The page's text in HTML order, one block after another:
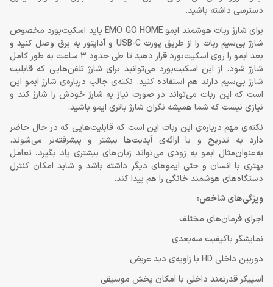
دسترسی داشته باشید.
برای شارژ ربات هوشمند ایمو EMO GO HOME باید اسکیت‌بورد مخصوص
شارژ بی‌سیم ربات را از طریق پورت USB-C و آداپتور به برق وصل کنید و
بعد ایمو را روی اسکیت‌بورد قرار دهید تا طی حدود 3 ساعت به طور کامل
شارژ شود. از این اسکیت‌بورد می‌توانید برای شارژ تلفن‌هایی که قابلیت
شارژ بی‌سیم دارند هم استفاده کنید. نکته‌ی جالب درباره‌ی شارژ ایمو این
است که این ربات می‌تواند در صورت نیاز به شارژ خودش را شارژ کند و
نیازی نیست که شما همیشه نگران شارژ باتری ایمو باشید.
نکته‌ی مهم درباره‌ی این ربات این است که قابلیت‌هایی که در حال حاضر
دارد به‌ تدریج و با ارائه‌ی آپدیت‌ها بیشتر و پیشرفته‌تر می‌شوند.
به‌عنوان‌مثال ایمو به زودی می‌تواند زبان‌های بیشتری یاد بگیرد، تعامل
بهتری با انسان و حتی ایموهای دیگر داشته باشد و شاید امکان کنترل
دستگاه‌های هوشمند خانگی را هم پیدا کند.
ویژگی‌های شاخص:
اجرای فرمان‌های مختلف
نمایشگر باکیفیت سه‌بعدی
دوربین داخلی HD با زاویه‌ی دید عریض
اسپیکر قدرتمند داخلی با امکان پخش موسیقی